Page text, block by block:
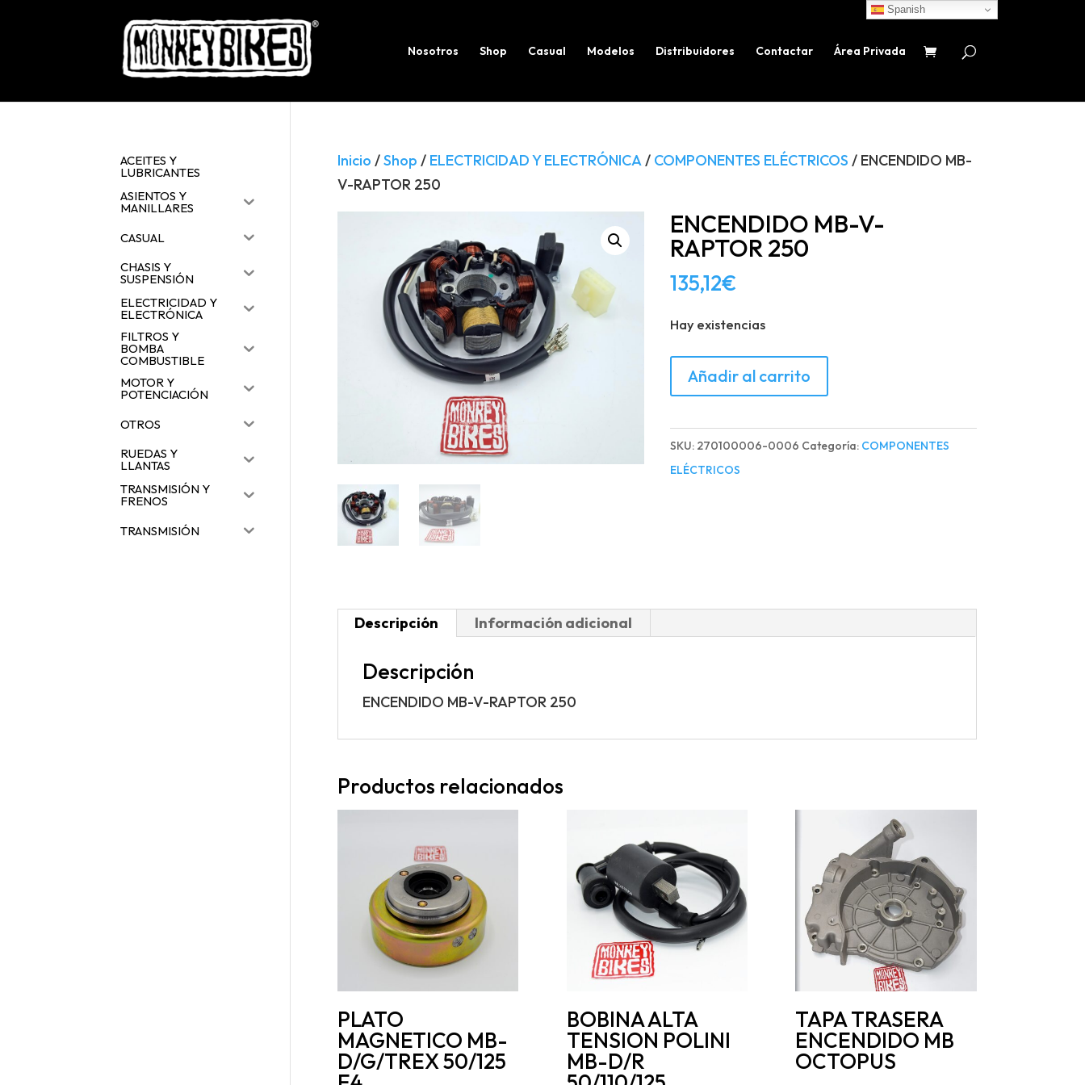
Nosotros Shop Casual Modelos Distribuidores Contactar Área Privada
productos
Inicio /Shop / ELECTRICIDAD Y ELECTRÓNICA/ COMPONENTES ELÉCTRICOS / ENCENDIDO MB-
V-RAPTOR 250
ENCENDIDO MB-V-
RAPTOR 250
135,12€
Hay existencias
ENCENDIDO
MB-
RAPTOR
250
Añadir al carrito
SKU: 270100006-0006 Categoría: COMPONENTES
ELÉCTRICOS
Descripción Información adicional
Descripción
ENCENDIDO MB-V-RAPTOR 250
Productos relacionados
PLATO
MAGNETICO MB-
D/G/TREX 50/125
BOBINA ALTA
TENSION POLINI
MB-D/R
TAPA TRASERA
ENCENDIDO MB
OCTOPUS
ACEITES Y
LUBRICANTES
ASIENTOS Y
MANILLARES
CASUAL
CHASIS Y
SUSPENSIÓN
ELECTRICIDAD Y
ELECTRÓNICA
FILTROS Y
BOMBA
COMBUSTIBLE
MOTOR Y
POTENCIACIÓN
OTROS
RUEDAS Y
LLANTAS
TRANSMISIÓN Y
FRENOS
TRANSMISIÓN
Spanish